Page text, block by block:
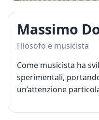
Massimo
Filosofo e musicista
Come musicista ha
sperimentali,
un’attenzione